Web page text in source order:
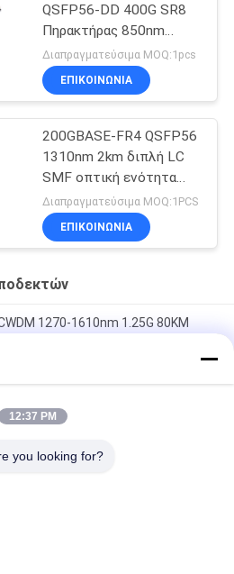
QSFP56-DD 400G SR8
Πηρακτήρας 850nm
150M MPT/MPO-16
DOM
Διαπραγματεύσιμα MOQ:1pcs
ΕΠΙΚΟΙΝΩΝΙΑ
200GBASE-FR4 QSFP56
1310nm 2km διπλή LC
SMF οπτική ενότητα
πομποδεκτών DOM
Διαπραγματεύσιμα MOQ:1PCS
ΕΠΙΚΟΙΝΩΝΙΑ
1270-1610nm 1.25G 80KM
Pluggable διπλό LC 40Gb/s
QSFP28 SR4 100M FTTX
12:37 PM
you looking for?